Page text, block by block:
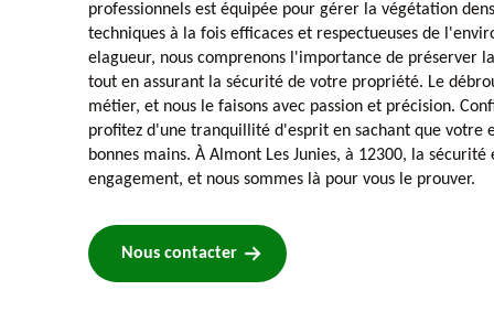
professionnels est équipée pour gérer la végétation
techniques à la fois efficaces et respectueuses de
elagueur, nous comprenons l'importance de préserver
tout en assurant la sécurité de votre propriété. Le
métier, et nous le faisons avec passion et précision.
profitez d'une tranquillité d'esprit en sachant que votre
bonnes mains. À Almont Les Junies, à 12300, la
engagement, et nous sommes là pour vous le prouver.
Nous contacter